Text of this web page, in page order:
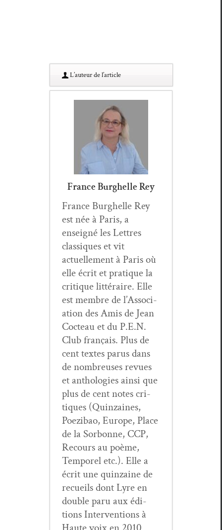
L’au­teur de l’article
France Burghelle Rey
France Burghelle Rey
est née à Paris, a
enseigné les Let­tres
clas­siques et vit
actuelle­ment à Paris où
elle écrit et pra­tique la
cri­tique lit­téraire. Elle
est mem­bre de l’As­so­ci­
a­tion des Amis de Jean
Cocteau et du P.E.N.
Club français. Plus de
cent textes parus dans
de nom­breuses revues
et antholo­gies ain­si que
plus de cent notes cri­
tiques (Quin­zaines,
Poez­ibao, Europe, Place
de la Sor­bonne, CCP,
Recours au poème,
Tem­porel etc.). Elle a
écrit une quin­zaine de
recueils dont Lyre en
dou­ble paru aux édi­
tions Inter­ven­tions à